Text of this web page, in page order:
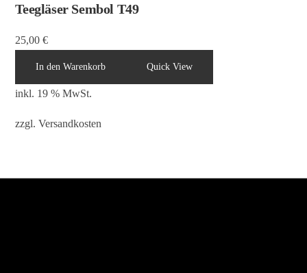
Teegläser Sembol T49
25,00€
In den Warenkorb Quick View
inkl. 19 % MwSt.
zzgl.Versandkosten